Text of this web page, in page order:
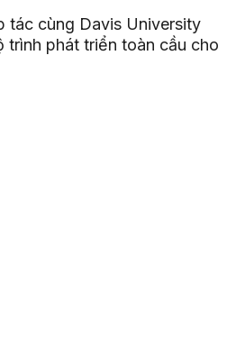
tác cùng Davis University
trình phát triển toàn cầu cho